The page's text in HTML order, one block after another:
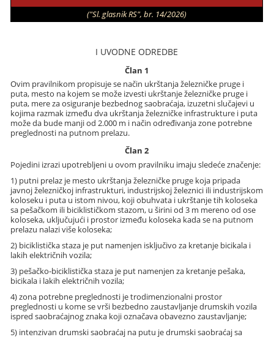
("Sl. glasnik RS", br. 14/2026)
I UVODNE ODREDBE
Član 1
Ovim pravilnikom propisuje se način ukrštanja železničke pruge i
puta, mesto na kojem se može izvesti ukrštanje železničke pruge i
puta, mere za osiguranje bezbednog saobraćaja, izuzetni slučajevi u
kojima razmak između dva ukrštanja železničke infrastrukture i puta
može da bude manji od 2.000 m i način određivanja zone potrebne
preglednosti na putnom prelazu.
Član 2
Pojedini izrazi upotrebljeni u ovom pravilniku imaju sledeće značenje:
1) putni prelaz je mesto ukrštanja železničke pruge koja pripada
javnoj železničkoj infrastrukturi, industrijskoj železnici ili industrijskom
koloseku i puta u istom nivou, koji obuhvata i ukrštanje tih koloseka
sa pešačkom ili biciklističkom stazom, u širini od 3 m mereno od ose
koloseka, uključujući i prostor između koloseka kada se na putnom
prelazu nalazi više koloseka;
2) biciklistička staza je put namenjen isključivo za kretanje bicikala i
lakih električnih vozila;
3) pešačko-biciklistička staza je put namenjen za kretanje pešaka,
bicikala i lakih električnih vozila;
4) zona potrebne preglednosti je trodimenzionalni prostor
preglednosti u kome se vrši bezbedno zaustavljanje drumskih vozila
ispred saobraćajnog znaka koji označava obavezno zaustavljanje;
5) intenzivan drumski saobraćaj na putu je drumski saobraćaj sa